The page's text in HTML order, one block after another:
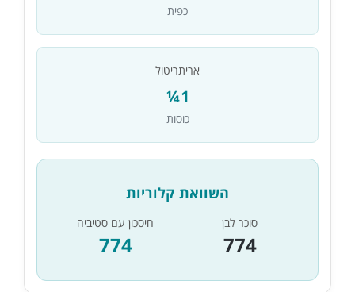
כפית
אריתריטול
1¼
כוסות
השוואת קלוריות
סוכר לבן
774
חיסכון עם סטיביה
774